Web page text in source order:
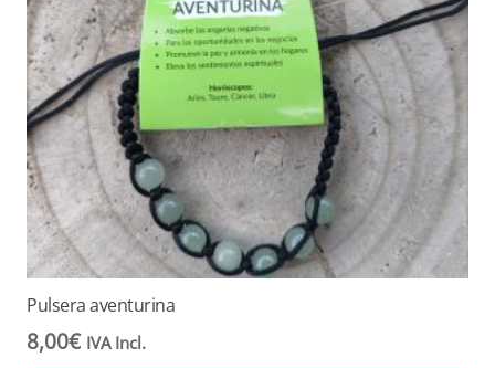
Pulsera aventurina
8,00€ IVA Incl.